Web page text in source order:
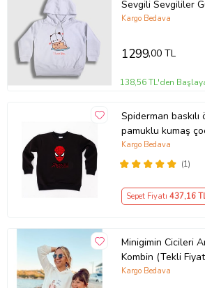
Sevgili Sevgililer
Dudu Kapüşonlu
Kargo Bedava
1299,00 TL
138,56 TL'den
Spiderman
pamuklu kumaş
(Siyah)
(1)
Kargo Bedava
Sepet Fiyatı 437,16
Minigimin Cicileri
Kombin (Tekli
Kargo Bedava